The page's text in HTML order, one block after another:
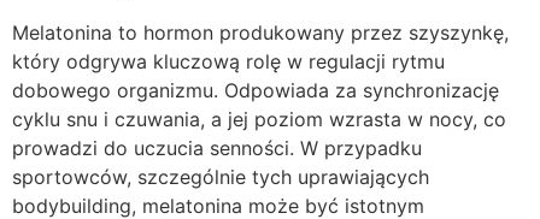
Melatonina to hormon produkowany przez szyszynkę,
który odgrywa kluczową rolę w regulacji rytmu
dobowego organizmu. Odpowiada za synchronizację
cyklu snu i czuwania, a jej poziom wzrasta w nocy, co
prowadzi do uczucia senności. W przypadku
sportowców, szczególnie tych uprawiających
bodybuilding, melatonina może być istotnym